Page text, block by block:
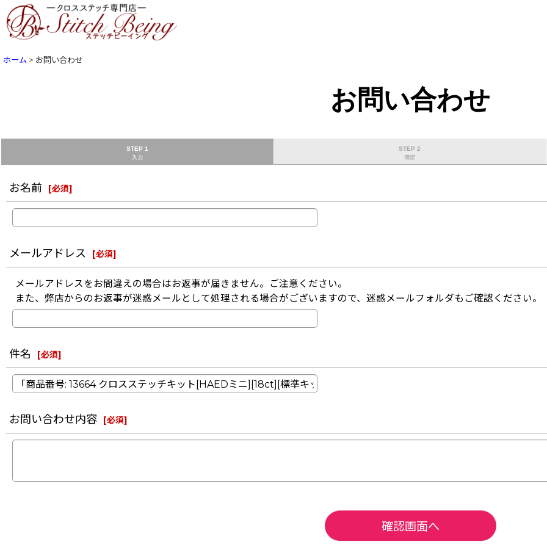
ホーム > お問い合わせ
お問い合わせ
STEP 1
入力
STEP 2
確認
お名前 [必須]
メールアドレス [必須]
メールアドレスをお間違えの場合はお返事が届きません。ご注意ください。
また、弊店からのお返事が迷惑メールとして処理される場合がございますので、迷惑メールフォルダもご確認ください。
件名 [必須]
お問い合わせ内容 [必須]
確認画面へ